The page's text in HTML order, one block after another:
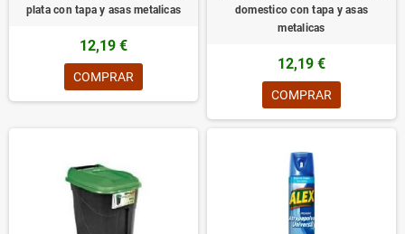
plata con tapa y asas metalicas
12,19 €
COMPRAR
domestico con tapa y asas
metalicas
12,19 €
COMPRAR